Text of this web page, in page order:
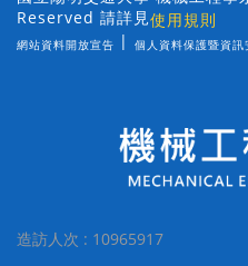
Reserved 請詳見使用規則
網站資料開放宣告 | 個人資料保護暨資訊
造訪人次 : 10965917